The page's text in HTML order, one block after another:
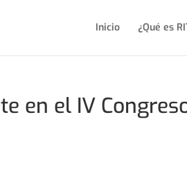
Inicio ¿Qué es
en el IV